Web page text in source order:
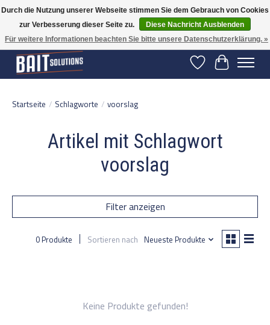
Gratis verzending vanaf 50 euro binnen NL | Op voorraad binnen 2-5 werkdagen
verzonden | België vanaf 70 euro gratis verzonden
Wunschzettel
Ihr
Startseite / Schlagworte / voorslag
Artikel mit Schlagwort
voorslag
Filter anzeigen
0 Produkte Sortieren nach Neueste Produkte
Keine Produkte gefunden!
Durch die Nutzung unserer Webseite stimmen Sie dem Gebrauch von Cookies
zur Verbesserung dieser Seite zu.
Diese Nachricht Ausblenden
Für weitere Informationen beachten Sie bitte unsere Datenschutzerklärung. »